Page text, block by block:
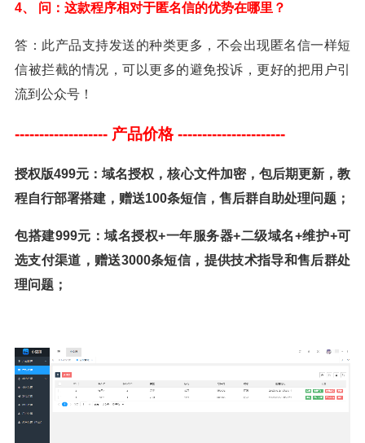
4、 问：这款程序相对于匿名信的优势在哪里？
答：此产品支持发送的种类更多，不会出现匿名信一样短
信被拦截的情况，可以更多的避免投诉，更好的把用户引
流到公众号！
------------------- 产品价格----------------------
授权版499元：域名授权 ，核心文件加密，包后期更新，教
程自行部署搭建，赠送100条短信，售后群自助处理问题；
包搭建999元：域名授权+一年服务器+二级域名+维护+可
选支付渠道，赠送3000条短信，提供技术指导和售后群处
理问题；